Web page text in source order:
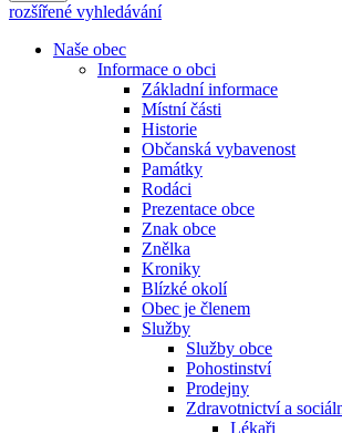
rozšířené vyhledávání
Naše obec
Informace o obci
Základní informace
Místní části
Historie
Občanská vybavenost
Památky
Rodáci
Prezentace obce
Znak obce
Znělka
Kroniky
Blízké okolí
Obec je členem
Služby
Služby obce
Pohostinství
Prodejny
Zdravotnictví a
Lékaři